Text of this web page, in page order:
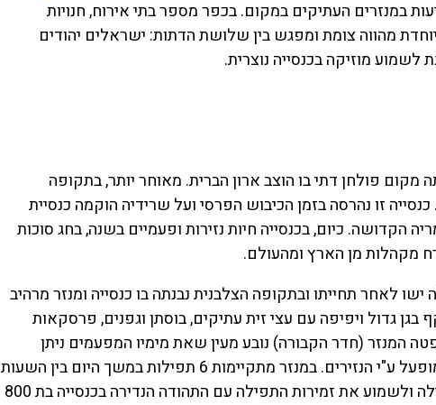
במנזרים העתיקים במקום. בכפר מספר בתי אירוח, חנויות
מהווה צומת ומפגש בין שלושת הדתות: ישראלים יהודים
מוזיקה בכנסייה נוצרית.
פולחן דתי בו הוצב ארון הברית. מאוחר יותר, בתקופה
זו נהרסה בזמן הכיבוש הפרסי ועל שרידיה הוקמה כנסיית
הקדושה. כיום, בכנסייה חיות נזירות ופעמיים בשנה, בחג סוכות
מקהלות מן הארץ ומהעולם.
לאחר תחייתו ובתקופה הצלבנית נבנתה בו כנסייה ומנזר מרהיב
גדול ויפיפה עם עצי זית עתיקים, בוסתן וגפנים, פרסקאות
ובקריפטה המנזר (חדר הקבורה) נובע מעין שאת מימיו המפעמים ניתן
לשמוע. במקום אף פועל מפעל קרמיקה ונרות שמופעל ע"י הנזירים. במנזר מתקיימות 6 תפילות במשך היום בין השעות
05:30 ועד 20:30 כדאי בהחלט להגיע בשעת התפילה ולשמוע את זמירות התפילה עם התהודה הנדירה בכנסייה בת 800